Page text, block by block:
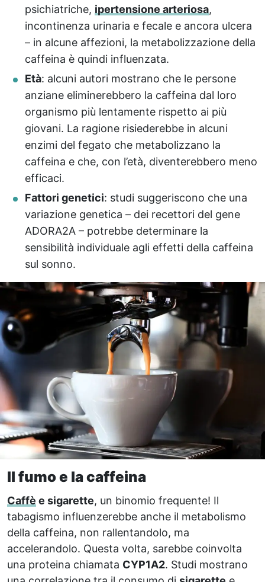
psichiatriche, ipertensione arteriosa,
incontinenza urinaria e fecale e ancora ulcera
– in alcune affezioni, la metabolizzazione della
caffeina è quindi influenzata.
Età: alcuni autori mostrano che le persone
anziane eliminerebbero la caffeina dal loro
organismo più lentamente rispetto ai più
giovani. La ragione risiederebbe in alcuni
enzimi del fegato che metabolizzano la
caffeina e che, con l’età, diventerebbero meno
efficaci.
Fattori genetici: studi suggeriscono che una
variazione genetica – dei recettori del gene
ADORA2A – potrebbe determinare la
sensibilità individuale agli effetti della caffeina
sul sonno.
Il fumo e la caffeina
Caffè e sigarette, un binomio frequente! Il
tabagismo influenzerebbe anche il metabolismo
della caffeina, non rallentandolo, ma
accelerandolo. Questa volta, sarebbe coinvolta
una proteina chiamata CYP1A2. Studi mostrano